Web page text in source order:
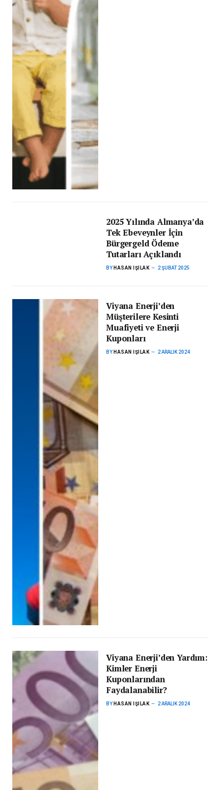
2025 Yılında Almanya’da
Tek Ebeveynler İçin
Bürgergeld Ödeme
Tutarları Açıklandı
BY HASAN IŞILAK 2 ŞUBAT 2025
Viyana Enerji’den
Müşterilere Kesinti
Muafiyeti ve Enerji
Kuponları
BY HASAN IŞILAK 2 ARALIK 2024
Viyana Enerji’den Yardım:
Kimler Enerji
Kuponlarından
Faydalanabilir?
BY HASAN IŞILAK 2 ARALIK 2024